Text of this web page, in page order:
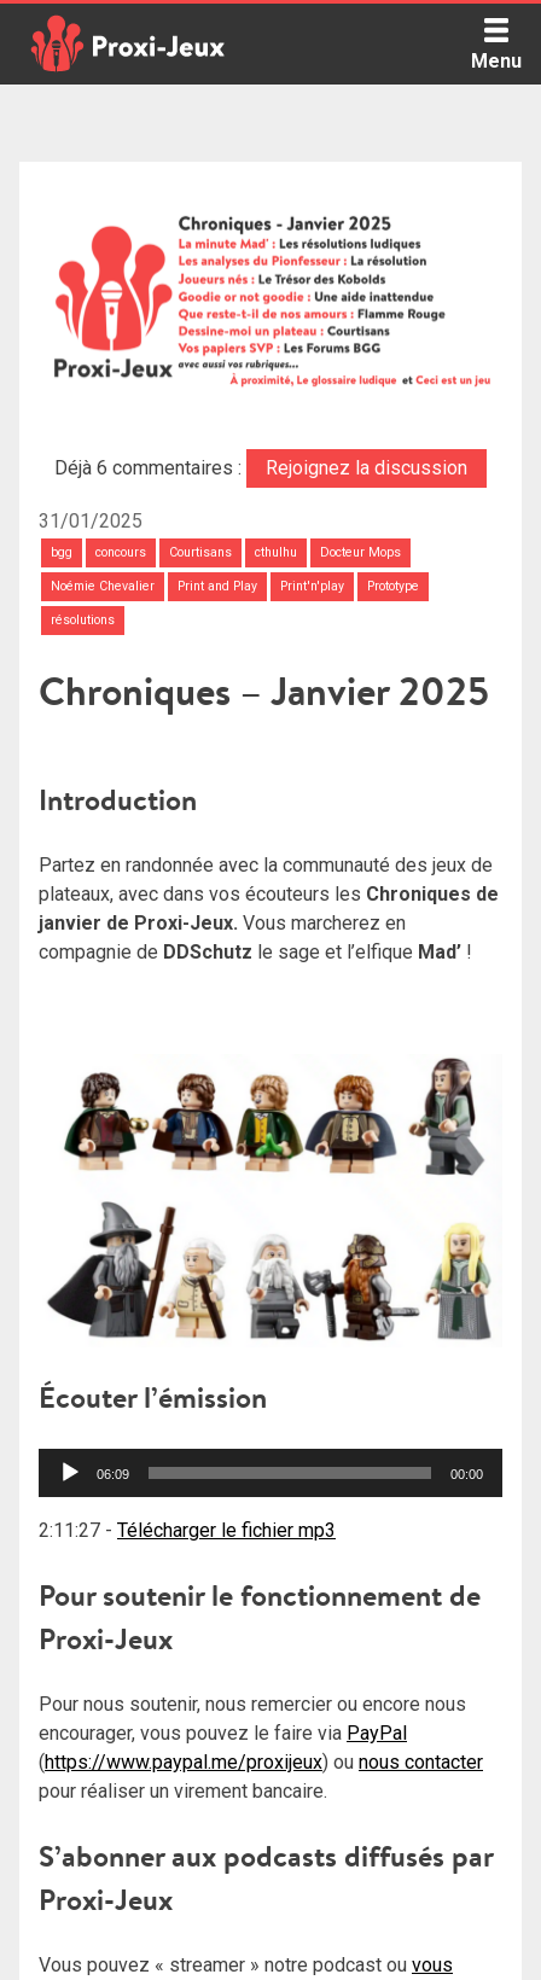
content
Menu
Déjà 6 commentaires : Rejoignez la discussion
31/01/2025
bgg concours Courtisans cthulhu Docteur Mops
Noémie Chevalier Print and Play Print'n'play Prototype
résolutions
Chroniques – Janvier 2025
Introduction
Partez en randonnée avec la communauté des jeux de
plateaux, avec dans vos écouteurs les Chroniques de
janvier de Proxi-Jeux. Vous marcherez en
compagnie de DDSchutz le sage et l’elfique Mad’ !
Écouter l’émission
Lecteur
06:09 00:00
2:11:27 - Télécharger le fichier mp3
Pour soutenir le fonctionnement de
Proxi-Jeux
Pour nous soutenir, nous remercier ou encore nous
encourager, vous pouvez le faire via PayPal
(https://www.paypal.me/proxijeux) ou nous contacter
pour réaliser un virement bancaire.
S’abonner aux podcasts diffusés par
Proxi-Jeux
Vous pouvez « streamer » notre podcast ou vous